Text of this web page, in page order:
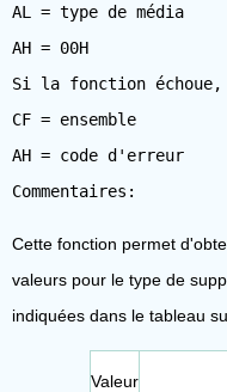
AL = type de média
AH = 00H
Si la fonction échoue,
CF = ensemble
AH = code d'erreur
Cette fonction permet
valeurs pour le type de
indiquées dans le tableau
Valeur